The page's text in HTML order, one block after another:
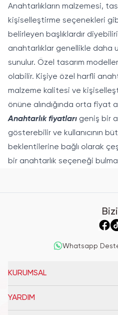
Anahtarlıkların malzemesi,
kişiselleştirme seçenekleri
belirleyen başlıklardır
anahtarlıklar genellikle daha
sunulur. Özel tasarım
olabilir. Kişiye özel harfli
malzeme kalitesi ve
önüne alındığında orta fiyat
Anahtarlık fiyatları geniş bir
gösterebilir ve kullanıcının
beklentilerine bağlı olarak
bir anahtarlık seçeneği
Whatsapp
KURUMSAL
YARDIM